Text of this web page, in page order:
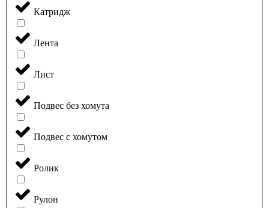
Катридж
Лента
Лист
Подвес без хомута
Подвес с хомутом
Ролик
Рулон